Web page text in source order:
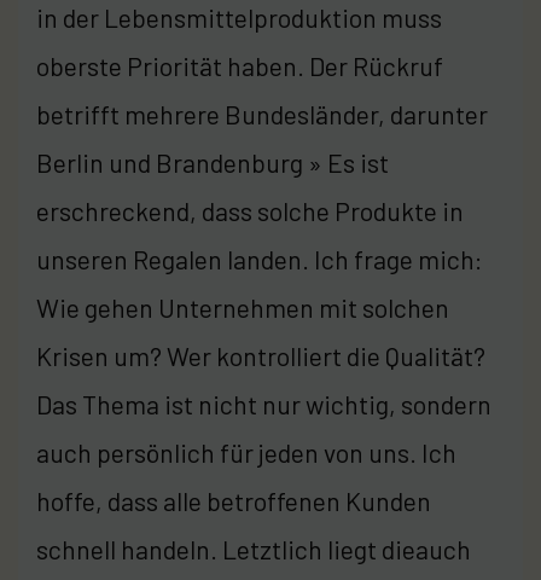
in der Lebensmittelproduktion muss
oberste Priorität haben. Der Rückruf
betrifft mehrere Bundesländer, darunter
Berlin und Brandenburg » Es ist
erschreckend, dass solche Produkte in
unseren Regalen landen. Ich frage mich:
Wie gehen Unternehmen mit solchen
Krisen um? Wer kontrolliert die Qualität?
Das Thema ist nicht nur wichtig, sondern
auch persönlich für jeden von uns. Ich
hoffe, dass alle betroffenen Kunden
schnell handeln. Letztlich liegt dieauch